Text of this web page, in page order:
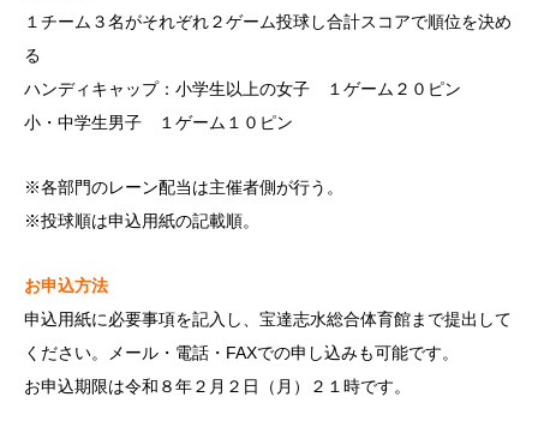
１チーム３名がそれぞれ２ゲーム投球し合計スコアで順位を決め
る
ハンディキャップ：小学生以上の女子 １ゲーム２０ピン
小・中学生男子 １ゲーム１０ピン
※各部門のレーン配当は主催者側が行う。
※投球順は申込用紙の記載順。
お申込方法
申込用紙に必要事項を記入し、宝達志水総合体育館まで提出して
ください。メール・電話・FAXでの申し込みも可能です。
お申込期限は令和８年２月２日（月）２１時です。